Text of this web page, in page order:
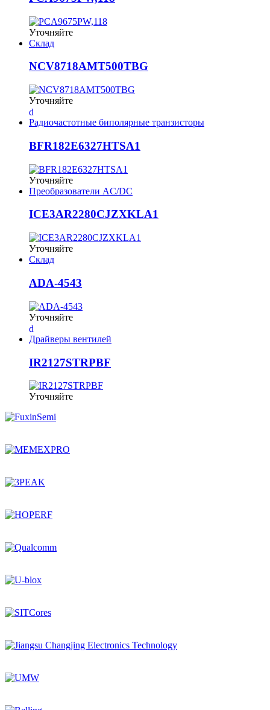
Уточняйте
Склад
NCV8718AMT500TBG
Уточняйте
Радиочастотные биполярные транзисторы
BFR182E6327HTSA1
Уточняйте
Преобразователи AC/DC
ICE3AR2280CJZXKLA1
Уточняйте
Склад
ADA-4543
Уточняйте
Драйверы вентилей
IR2127STRPBF
Уточняйте